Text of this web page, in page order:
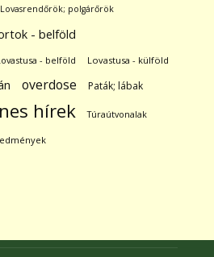
Lovasrendőrök; polgárőrök
- belföld
- belföld Lovastusa - külföld
overdose Paták; lábak
hírek Túraútvonalak